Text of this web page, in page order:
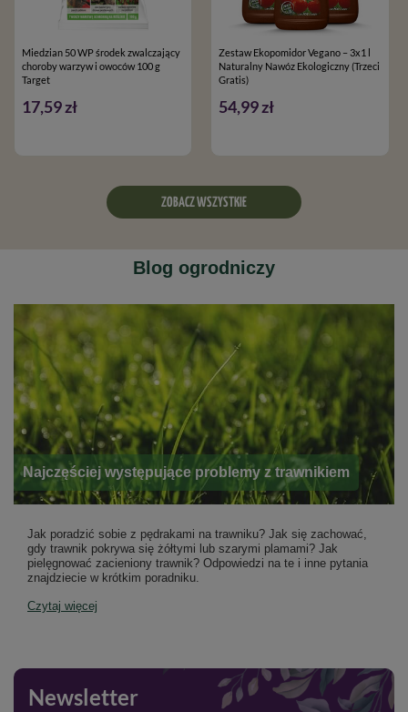
Miedzian 50 WP środek zwalczający
choroby warzyw i owoców 100 g
Target
17,59 zł
Zestaw Ekopomidor Vegano – 3x1 l
Naturalny Nawóz Ekologiczny (Trzeci
Gratis)
54,99 zł
ZOBACZ WSZYSTKIE
Blog ogrodniczy
Najczęściej występujące problemy z trawnikiem
Jak poradzić sobie z pędrakami na trawniku? Jak się zachować,
gdy trawnik pokrywa się żółtymi lub szarymi plamami? Jak
pielęgnować zacieniony trawnik? Odpowiedzi na te i inne pytania
znajdziecie w krótkim poradniku.
Czytaj więcej
Newsletter